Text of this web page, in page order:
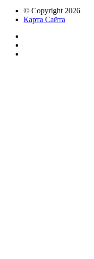
© Copyright 2026
Карта Сайта